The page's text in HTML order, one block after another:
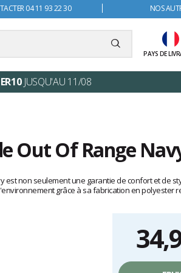
04 11 93 22 30 NOS
PAYS DE
JUSQU'AU 11/08
Out Of Range
est non seulement une garantie de confort et de
grâce à sa fabrication en polyester
Prix